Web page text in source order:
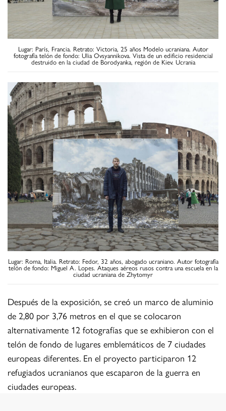
Lugar: París, Francia. Retrato: Victoria, 25 años Modelo ucraniana. Autor
fotografía telón de fondo: Ulia Ovsyannikova. Vista de un edificio residencial
destruido en la ciudad de Borodyanka, región de Kiev. Ucrania
Lugar: Roma, Italia. Retrato: Fedor, 32 años, abogado ucraniano. Autor fotografía
telón de fondo: Miguel A. Lopes. Ataques aéreos rusos contra una escuela en la
ciudad ucraniana de Zhytomyr
Después de la exposición, se creó un marco de aluminio
de 2,80 por 3,76 metros en el que se colocaron
alternativamente 12 fotografías que se exhibieron con el
telón de fondo de lugares emblemáticos de 7 ciudades
europeas diferentes. En el proyecto participaron 12
refugiados ucranianos que escaparon de la guerra en
ciudades europeas.